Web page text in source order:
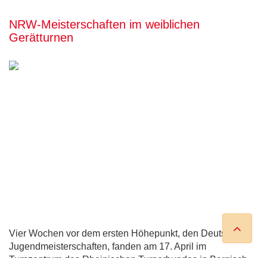
NRW-Meisterschaften im weiblichen
Gerätturnen
Vier Wochen vor dem ersten Höhepunkt, den Deutschen
Jugendmeisterschaften, fanden am 17. April im